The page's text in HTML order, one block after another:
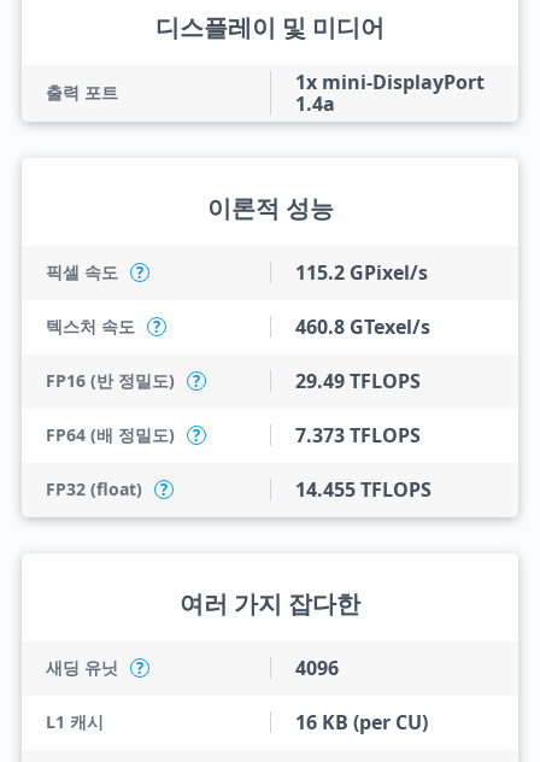
디스플레이 및 미디어
출력 포트
1x mini-DisplayPort
1.4a
이론적 성능
픽셀 속도 ? 115.2 GPixel/s
텍스처 속도 ? 460.8 GTexel/s
FP16 (반 정밀도) ? 29.49 TFLOPS
FP64 (배 정밀도) ? 7.373 TFLOPS
FP32 (float) ? 14.455 TFLOPS
여러 가지 잡다한
새딩 유닛 ? 4096
L1 캐시 16 KB (per CU)